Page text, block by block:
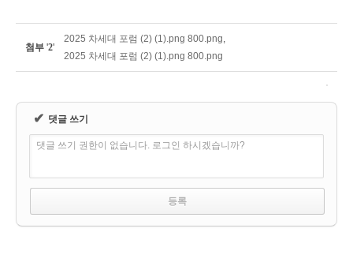
첨부 '2'
2025 차세대 포럼 (2) (1).png 800.png,
2025 차세대 포럼 (2) (1).png 800.png
✔ 댓글 쓰기
댓글 쓰기 권한이 없습니다. 로그인 하시겠습니까?